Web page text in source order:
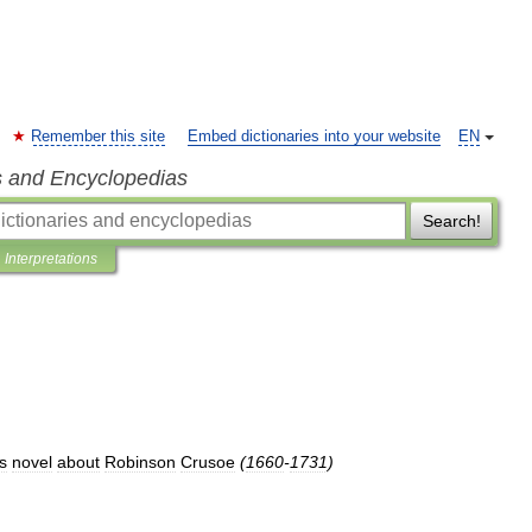
EN
Remember this site Embed dictionaries into your website
and Encyclopedias
Search!
Interpretations
novel about Robinson Crusoe (1660-1731)